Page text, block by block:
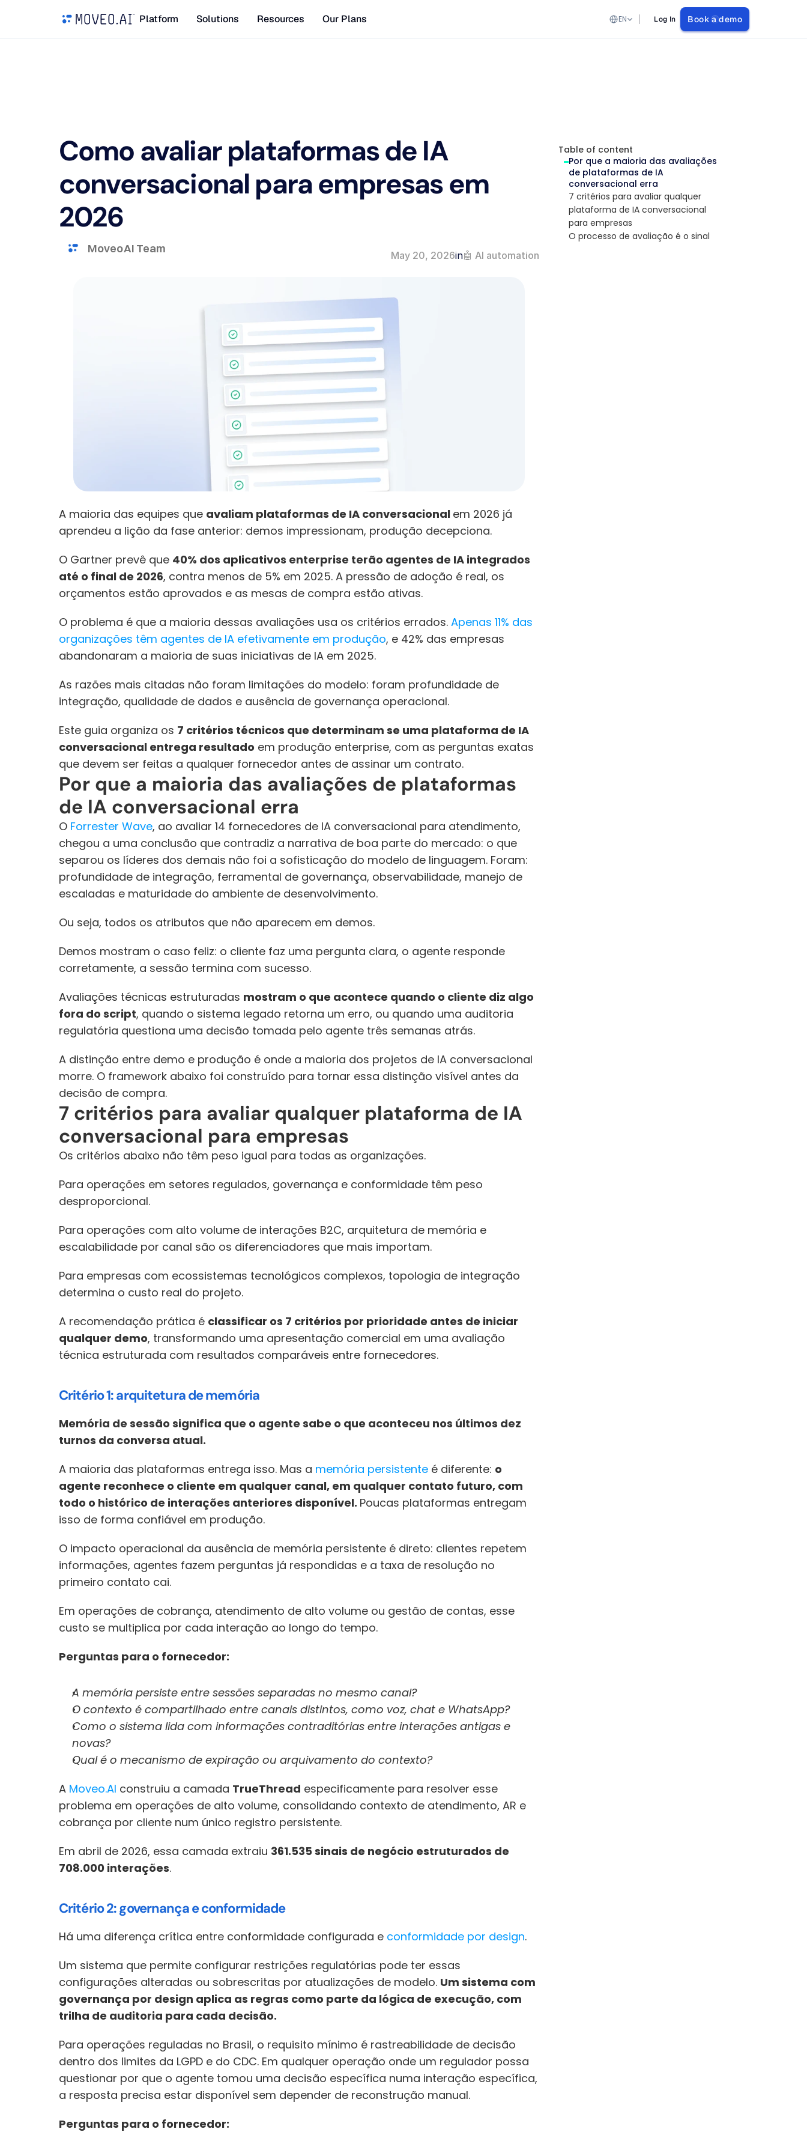
Platform Solutions Resources Our Plans Select Language
EN Log In Book a demo
Como avaliar plataformas de IA
conversacional para empresas em
2026
Moveo AI Team
May 20, 2026in🤖 AI automation
A maioria das equipes que avaliam plataformas de IA conversacional em 2026 já
aprendeu a lição da fase anterior: demos impressionam, produção decepciona.
O Gartner prevê que 40% dos aplicativos enterprise terão agentes de IA integrados
até o final de 2026, contra menos de 5% em 2025. A pressão de adoção é real, os
orçamentos estão aprovados e as mesas de compra estão ativas.
O problema é que a maioria dessas avaliações usa os critérios errados. Apenas 11% das
organizações têm agentes de IA efetivamente em produção, e 42% das empresas
abandonaram a maioria de suas iniciativas de IA em 2025.
As razões mais citadas não foram limitações do modelo: foram profundidade de
integração, qualidade de dados e ausência de governança operacional.
Este guia organiza os 7 critérios técnicos que determinam se uma plataforma de IA
conversacional entrega resultado em produção enterprise, com as perguntas exatas
que devem ser feitas a qualquer fornecedor antes de assinar um contrato.
Por que a maioria das avaliações de plataformas
de IA conversacional erra
O Forrester Wave, ao avaliar 14 fornecedores de IA conversacional para atendimento,
chegou a uma conclusão que contradiz a narrativa de boa parte do mercado: o que
separou os líderes dos demais não foi a sofisticação do modelo de linguagem. Foram:
profundidade de integração, ferramental de governança, observabilidade, manejo de
escaladas e maturidade do ambiente de desenvolvimento.
Ou seja, todos os atributos que não aparecem em demos.
Demos mostram o caso feliz: o cliente faz uma pergunta clara, o agente responde
corretamente, a sessão termina com sucesso.
Avaliações técnicas estruturadas mostram o que acontece quando o cliente diz algo
fora do script, quando o sistema legado retorna um erro, ou quando uma auditoria
regulatória questiona uma decisão tomada pelo agente três semanas atrás.
A distinção entre demo e produção é onde a maioria dos projetos de IA conversacional
morre. O framework abaixo foi construído para tornar essa distinção visível antes da
decisão de compra.
7 critérios para avaliar qualquer plataforma de IA
conversacional para empresas
Os critérios abaixo não têm peso igual para todas as organizações.
Para operações em setores regulados, governança e conformidade têm peso
desproporcional.
Para operações com alto volume de interações B2C, arquitetura de memória e
escalabilidade por canal são os diferenciadores que mais importam.
Para empresas com ecossistemas tecnológicos complexos, topologia de integração
determina o custo real do projeto.
A recomendação prática é classificar os 7 critérios por prioridade antes de iniciar
qualquer demo, transformando uma apresentação comercial em uma avaliação
técnica estruturada com resultados comparáveis entre fornecedores.
Critério 1: arquitetura de memória
Memória de sessão significa que o agente sabe o que aconteceu nos últimos dez
turnos da conversa atual.
A maioria das plataformas entrega isso. Mas a memória persistente é diferente: o
agente reconhece o cliente em qualquer canal, em qualquer contato futuro, com
todo o histórico de interações anteriores disponível. Poucas plataformas entregam
isso de forma confiável em produção.
O impacto operacional da ausência de memória persistente é direto: clientes repetem
informações, agentes fazem perguntas já respondidas e a taxa de resolução no
primeiro contato cai.
Em operações de cobrança, atendimento de alto volume ou gestão de contas, esse
custo se multiplica por cada interação ao longo do tempo.
Perguntas para o fornecedor:
A memória persiste entre sessões separadas no mesmo canal?
O contexto é compartilhado entre canais distintos, como voz, chat e WhatsApp?
Como o sistema lida com informações contraditórias entre interações antigas e
novas?
Qual é o mecanismo de expiração ou arquivamento do contexto?
A Moveo.AI construiu a camada TrueThread especificamente para resolver esse
problema em operações de alto volume, consolidando contexto de atendimento, AR e
cobrança por cliente num único registro persistente.
Em abril de 2026, essa camada extraiu 361.535 sinais de negócio estruturados de
708.000 interações.
Critério 2: governança e conformidade
Há uma diferença crítica entre conformidade configurada e conformidade por design.
Um sistema que permite configurar restrições regulatórias pode ter essas
configurações alteradas ou sobrescritas por atualizações de modelo. Um sistema com
governança por design aplica as regras como parte da lógica de execução, com
trilha de auditoria para cada decisão.
Para operações reguladas no Brasil, o requisito mínimo é rastreabilidade de decisão
dentro dos limites da LGPD e do CDC. Em qualquer operação onde um regulador possa
questionar por que o agente tomou uma decisão específica numa interação específica,
a resposta precisa estar disponível sem depender de reconstrução manual.
Perguntas para o fornecedor:
Table of content
Por que a maioria das avaliações
de plataformas de IA
conversacional erra
7 critérios para avaliar qualquer
plataforma de IA conversacional
para empresas
O processo de avaliação é o sinal